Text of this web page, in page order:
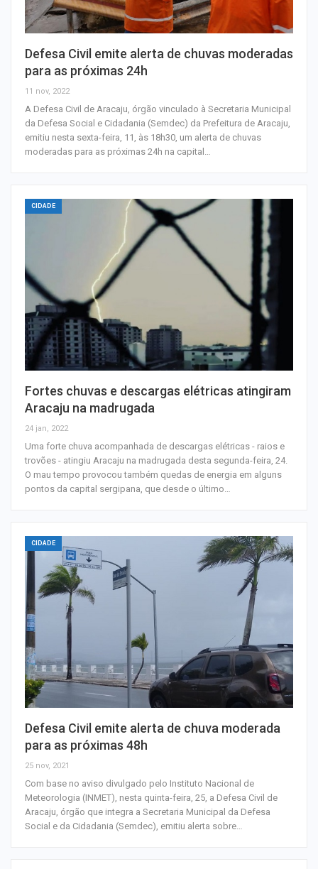
Defesa Civil emite alerta de chuvas moderadas
para as próximas 24h
11 nov, 2022
A Defesa Civil de Aracaju, órgão vinculado à Secretaria Municipal
da Defesa Social e Cidadania (Semdec) da Prefeitura de Aracaju,
emitiu nesta sexta-feira, 11, às 18h30, um alerta de chuvas
moderadas para as próximas 24h na capital…
CIDADE
Fortes chuvas e descargas elétricas atingiram
Aracaju na madrugada
24 jan, 2022
Uma forte chuva acompanhada de descargas elétricas - raios e
trovões - atingiu Aracaju na madrugada desta segunda-feira, 24.
O mau tempo provocou também quedas de energia em alguns
pontos da capital sergipana, que desde o último…
CIDADE
Defesa Civil emite alerta de chuva moderada
para as próximas 48h
25 nov, 2021
Com base no aviso divulgado pelo Instituto Nacional de
Meteorologia (INMET), nesta quinta-feira, 25, a Defesa Civil de
Aracaju, órgão que integra a Secretaria Municipal da Defesa
Social e da Cidadania (Semdec), emitiu alerta sobre…